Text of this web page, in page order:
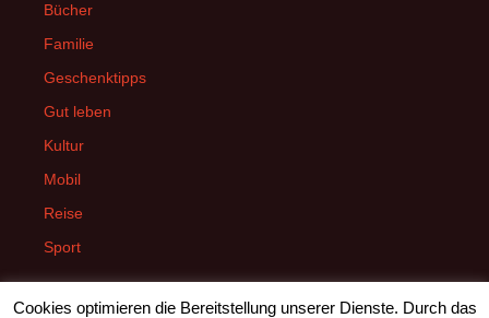
Bücher
Familie
Geschenktipps
Gut leben
Kultur
Mobil
Reise
Sport
Cookies optimieren die Bereitstellung unserer Dienste. Durch das